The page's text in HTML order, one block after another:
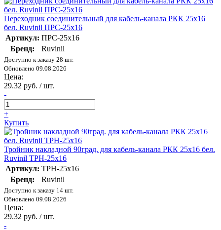
Переходник соединительный для кабель-канала РКК 25х16
бел. Ruvinil ПРС-25х16
Артикул: ПРС-25х16
Бренд:
Ruvinil
Доступно к заказу 28 шт.
Обновлено 09.08.2026
Цена:
29.32 руб. / шт.
-
+
Купить
Тройник накладной 90град. для кабель-канала РКК 25х16 бел.
Ruvinil ТРН-25х16
Артикул: ТРН-25х16
Бренд:
Ruvinil
Доступно к заказу 14 шт.
Обновлено 09.08.2026
Цена:
29.32 руб. / шт.
-